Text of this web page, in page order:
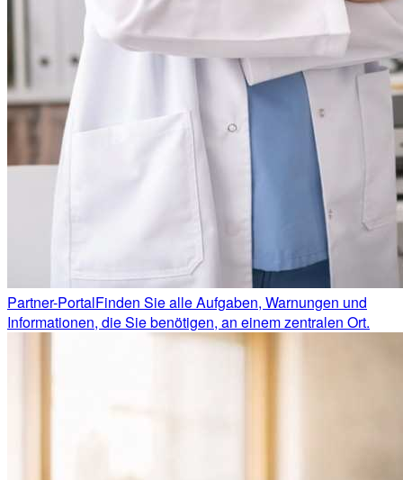
Partner-PortalFinden Sie alle Aufgaben, Warnungen und
Informationen, die Sie benötigen, an einem zentralen Ort.